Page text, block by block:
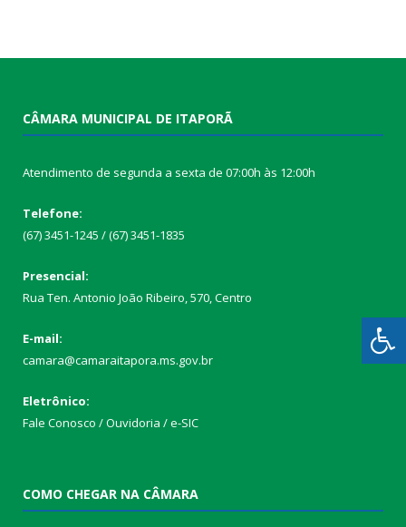
CÂMARA MUNICIPAL DE ITAPORÃ
Atendimento de segunda a sexta de 07:00h às 12:00h
Telefone:
(67) 3451-1245 / (67) 3451-1835
Presencial:
Rua Ten. Antonio João Ribeiro, 570, Centro
E-mail:
camara@camaraitapora.ms.gov.br
Eletrônico:
Fale Conosco / Ouvidoria / e-SIC
COMO CHEGAR NA CÂMARA